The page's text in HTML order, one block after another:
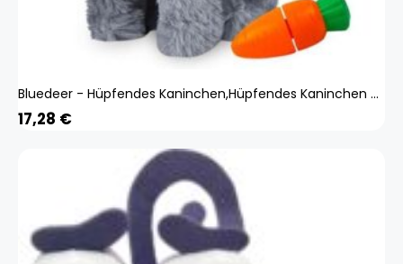
Bluedeer - Hüpfendes Kaninchen,Hüpfendes Kaninchen Spielzeug,Sprechender Hasen,Hasen Kuscheltiere Klein,Geräusche Macht und Dessen Ohren und Nase
17,28 €